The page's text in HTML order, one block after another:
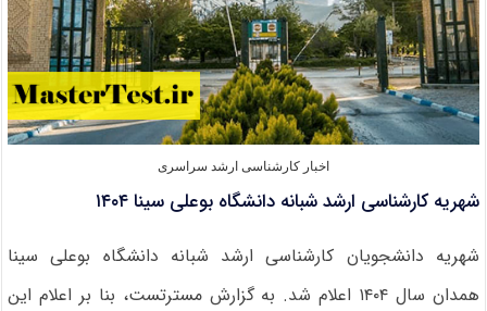
اخبار کارشناسی ارشد سراسری
شهریه کارشناسی ارشد شبانه دانشگاه بوعلی سینا ۱۴۰۴
شهریه دانشجویان کارشناسی ارشد شبانه دانشگاه بوعلی سینا
همدان سال ۱۴۰۴ اعلام شد. به گزارش مسترتست، بنا بر اعلام این